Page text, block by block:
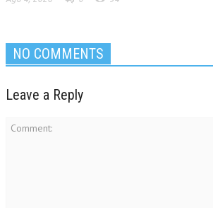
NO COMMENTS
Leave a Reply